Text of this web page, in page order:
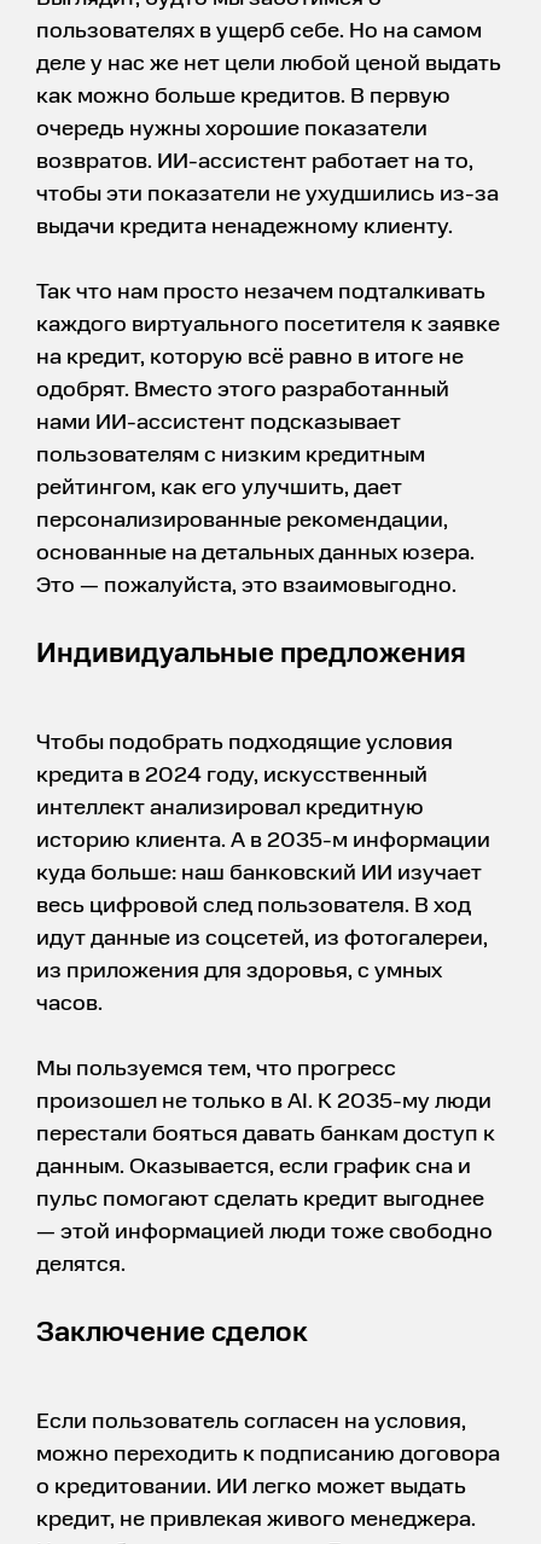
пользователях в ущерб себе. Но на самом
деле у нас же нет цели любой ценой выдать
как можно больше кредитов. В первую
очередь нужны хорошие показатели
возвратов. ИИ-ассистент работает на то,
чтобы эти показатели не ухудшились из-за
выдачи кредита ненадежному клиенту.
Так что нам просто незачем подталкивать
каждого виртуального посетителя к заявке
на кредит, которую всё равно в итоге не
одобрят. Вместо этого разработанный
нами ИИ-ассистент подсказывает
пользователям с низким кредитным
рейтингом, как его улучшить, дает
персонализированные рекомендации,
основанные на детальных данных юзера.
Это — пожалуйста, это взаимовыгодно.
Индивидуальные предложения
Чтобы подобрать подходящие условия
кредита в 2024 году, искусственный
интеллект анализировал кредитную
историю клиента. А в 2035-м информации
куда больше: наш банковский ИИ изучает
весь цифровой след пользователя. В ход
идут данные из соцсетей, из фотогалереи,
из приложения для здоровья, с умных
часов.
Мы пользуемся тем, что прогресс
произошел не только в AI. К 2035-му люди
перестали бояться давать банкам доступ к
данным. Оказывается, если график сна и
пульс помогают сделать кредит выгоднее
— этой информацией люди тоже свободно
делятся.
Заключение сделок
Если пользователь согласен на условия,
можно переходить к подписанию договора
о кредитовании. ИИ легко может выдать
кредит, не привлекая живого менеджера.